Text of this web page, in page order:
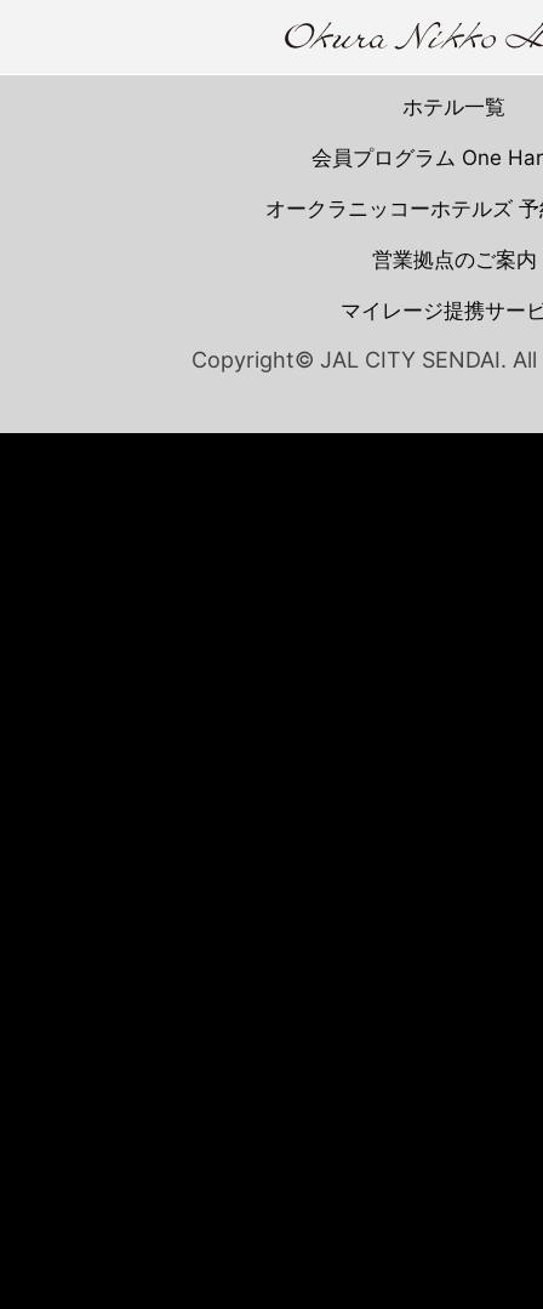
ホテル一覧
会員プログラム One
オークラニッコーホテルズ
営業拠点のご案内
マイレージ提携サー
Copyright© JAL CITY SENDAI.